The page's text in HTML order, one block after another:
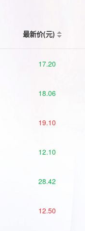
最新价(元)
17.20
18.06
19.10
12.10
28.42
12.50